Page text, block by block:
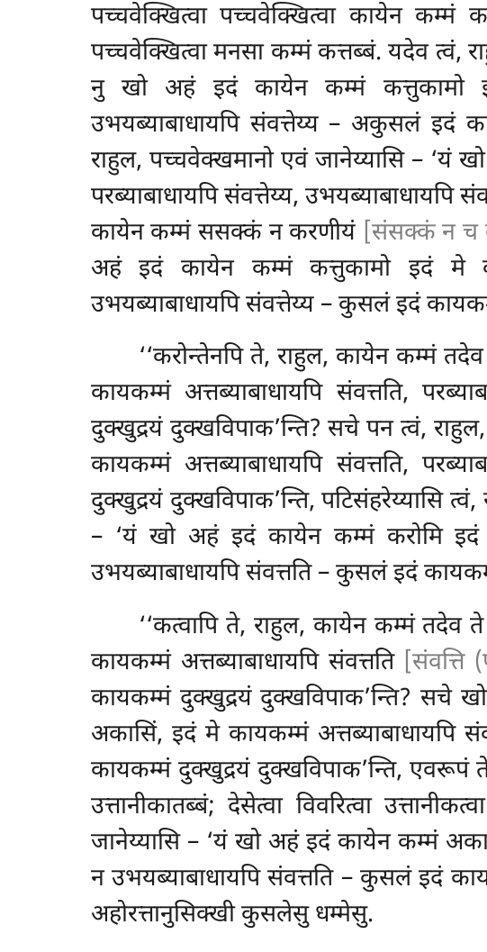
पच्चवेक्खित्वा पच्चवेक्खित्वा कायेन कम्मं
पच्चवेक्खित्वा मनसा कम्मं कत्तब्बं. यदेव त्वं,
नु खो अहं इदं कायेन कम्मं कत्तुकामो इदं
उभयब्याबाधायपि संवत्तेय्य – अकुसलं इदं
राहुल, पच्चवेक्खमानो एवं जानेय्यासि – ‘यं
परब्याबाधायपि संवत्तेय्य, उभयब्याबाधायपि
कायेन कम्मं ससक्कं न करणीयं [संसक्कं न च
अहं इदं कायेन कम्मं कत्तुकामो इदं मे
उभयब्याबाधायपि संवत्तेय्य – कुसलं इदं
‘‘करोन्तेनपि ते, राहुल, कायेन कम्मं
कायकम्मं अत्तब्याबाधायपि संवत्तति,
दुक्खुद्रयं दुक्खविपाक’न्ति? सचे पन त्वं,
कायकम्मं अत्तब्याबाधायपि संवत्तति,
दुक्खुद्रयं दुक्खविपाक’न्ति, पटिसंहरेय्यासि
– ‘यं खो अहं इदं कायेन कम्मं करोमि इदं
उभयब्याबाधायपि संवत्तति – कुसलं इदं
‘‘कत्वापि ते, राहुल, कायेन कम्मं
कायकम्मं अत्तब्याबाधायपि संवत्तति [संवत्ति
कायकम्मं दुक्खुद्रयं दुक्खविपाक’न्ति? सचे
अकासिं, इदं मे कायकम्मं अत्तब्याबाधायपि
कायकम्मं दुक्खुद्रयं दुक्खविपाक’न्ति, एवरूपं
उत्तानीकातब्बं; देसेत्वा विवरित्वा
जानेय्यासि – ‘यं खो अहं इदं कायेन कम्मं
न उभयब्याबाधायपि संवत्तति – कुसलं इदं
अहोरत्तानुसिक्खी कुसलेसु धम्मेसु.